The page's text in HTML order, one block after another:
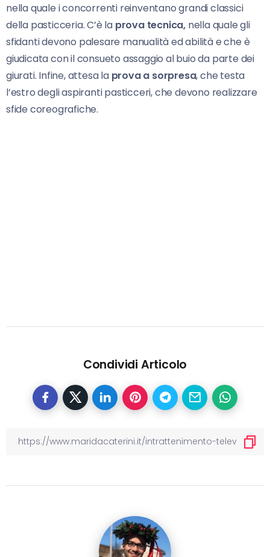
nella quale i concorrenti reinventano grandi classici
della pasticceria. C’è la prova tecnica, nella quale gli
sfidanti devono palesare manualità ed abilità e che è
giudicata con il consueto assaggio al buio da parte dei
giurati. Infine, attesa la prova a sorpresa, che testa
l’estro degli aspiranti pasticceri, che devono realizzare
sfide coreografiche.
Condividi Articolo